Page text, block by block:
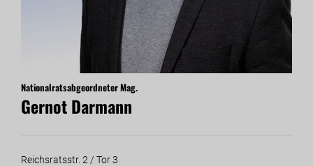
Nationalratsabgeordneter Mag.
Gernot Darmann
Reichsratsstr. 2 / Tor 3